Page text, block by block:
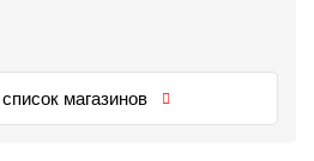
магазинов